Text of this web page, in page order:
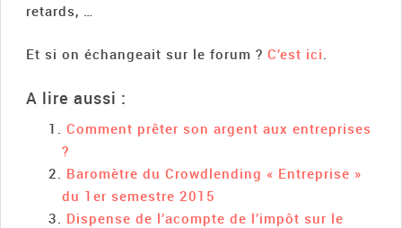
retards, …
Et si on échangeait sur le forum ? C’est ici
A lire aussi :
Comment prêter son argent aux entreprises
?
Baromètre du Crowdlending « Entreprise »
du 1er semestre 2015
Dispense de l’acompte de l’impôt sur le